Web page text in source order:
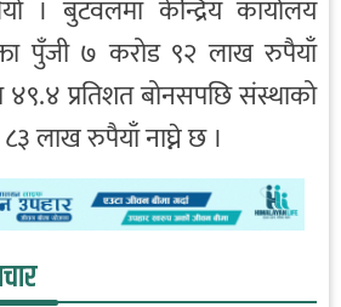
। बुटवलमा केन्द्रिय कार्यालय
पुँजी ७ करोड ९२ लाख रुपैयाँ
४९.४ प्रतिशत बोनसपछि संस्थाको
लाख रुपैयाँ नाघ्ने छ ।